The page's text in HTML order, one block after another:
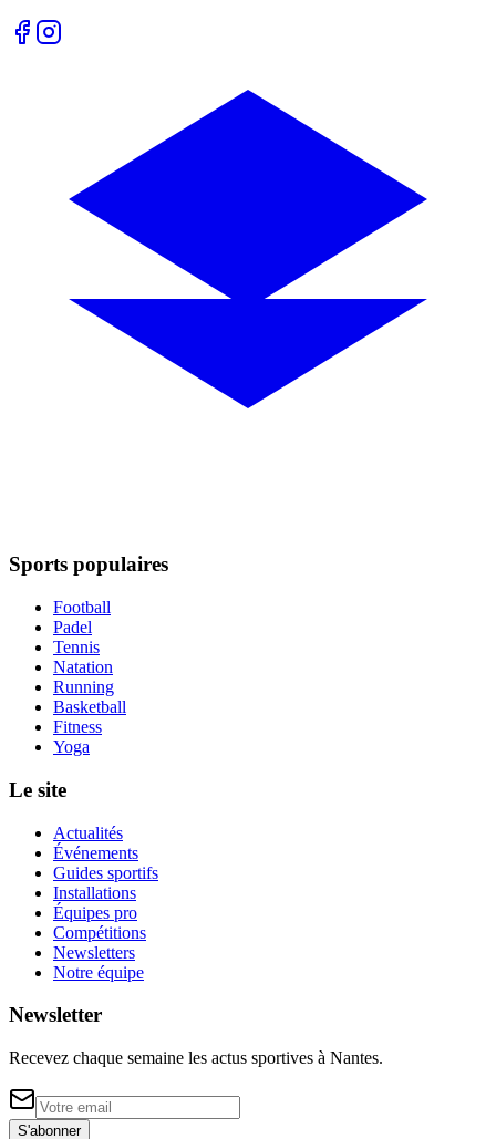
Sports populaires
Football
Padel
Tennis
Natation
Running
Basketball
Fitness
Yoga
Le site
Actualités
Événements
Guides sportifs
Installations
Équipes pro
Compétitions
Newsletters
Notre équipe
Newsletter
Recevez chaque semaine les actus sportives à Nantes.
S'abonner